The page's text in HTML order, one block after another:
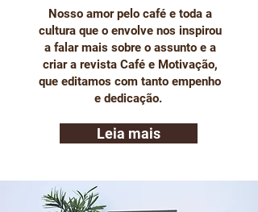
Nosso amor pelo café e toda a
cultura que o envolve nos inspirou
a falar mais sobre o assunto e a
criar a revista Café e Motivação,
que editamos com tanto empenho
e dedicação.
Leia mais